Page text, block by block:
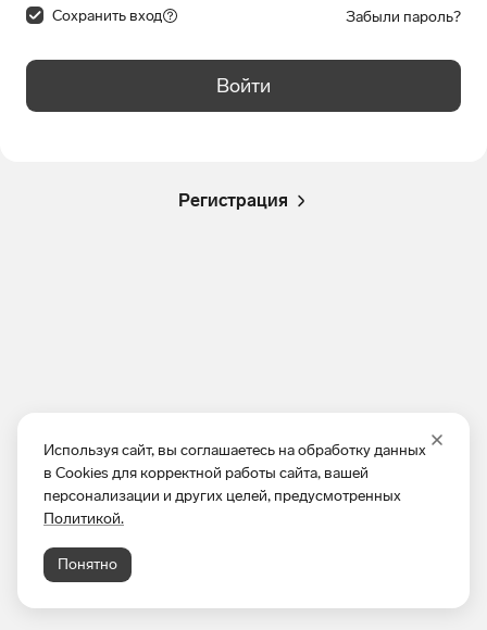
Используя сайт, вы соглашаетесь на обработку данных
в Cookies для корректной работы сайта, вашей
персонализации и других целей, предусмотренных
Политикой.
Понятно
Сохранить вход Забыли пароль?
Войти
Регистрация